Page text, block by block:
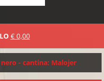
€ 0,00
- cantina: Malojer